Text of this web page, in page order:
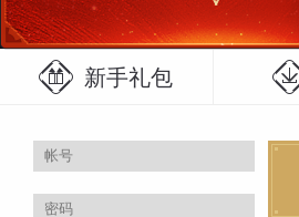
新手礼包